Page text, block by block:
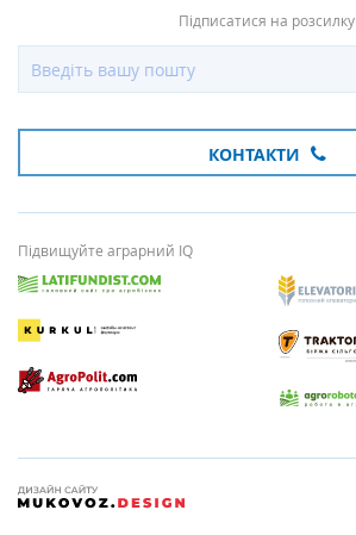
Підписатися на розсилку
КОНТАКТИ
Підвищуйте аграрний IQ